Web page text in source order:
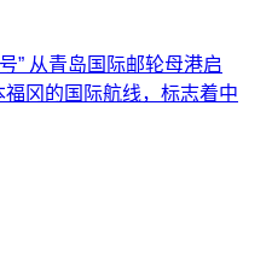
” 从青岛国际邮轮母港启
冈的国际航线，标志着中